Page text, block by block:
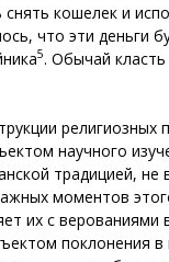
кошелек и
что эти
5. Обычай
научного
традицией,
моментов
их с
поклонения в